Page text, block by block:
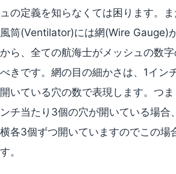
ュの定義を知らなくては困ります。
風筒(Ventilator)には網(Wire Gauge)
から、全ての航海士がメッシュの数
べきです。網の目の細かさは、1イン
開いている穴の数で表現します。つ
ンチ当たり3個の穴が開いている場合
横各3個ずつ開いていますのでこの場
す。